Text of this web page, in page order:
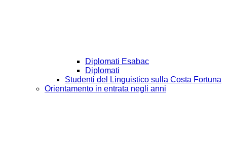
Diplomati Esabac
Diplomati
Studenti del Linguistico sulla Costa Fortuna
Orientamento in entrata negli anni